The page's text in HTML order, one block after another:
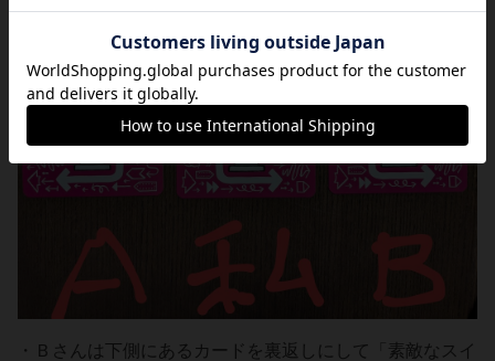
・Ｂさんは下側にあるカードを裏返しにして「素敵なスイ